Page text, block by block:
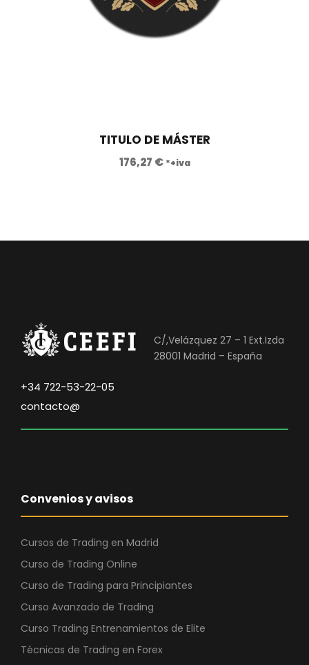
TITULO DE MÁSTER
176,27 € *+iva
C/,Velázquez 27 – 1 Ext.Izda
28001 Madrid – España
+34 722-53-22-05
contacto@
Convenios y avisos
Cursos de Trading en Madrid
Curso de Trading Online
Curso de Trading para Principiantes
Curso Avanzado de Trading
Curso Trading Entrenamientos de Elite
Técnicas de Trading en Forex